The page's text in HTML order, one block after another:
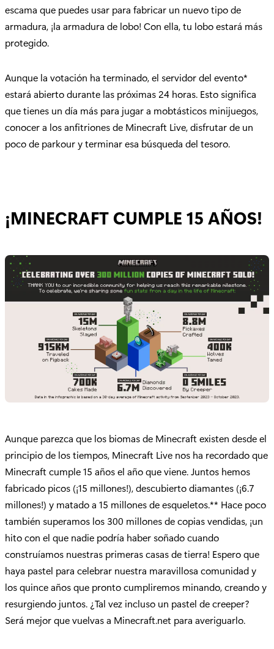
escama que puedes usar para fabricar un nuevo tipo de
armadura, ¡la armadura de lobo! Con ella, tu lobo estará más
protegido.
Aunque la votación ha terminado, el servidor del evento*
estará abierto durante las próximas 24 horas. Esto significa
que tienes un día más para jugar a mobtásticos minijuegos,
conocer a los anfitriones de Minecraft Live, disfrutar de un
poco de parkour y terminar esa búsqueda del tesoro.
¡MINECRAFT CUMPLE 15 AÑOS!
Aunque parezca que los biomas de Minecraft existen desde el
principio de los tiempos, Minecraft Live nos ha recordado que
Minecraft cumple 15 años el año que viene. Juntos hemos
fabricado picos (¡15 millones!), descubierto diamantes (¡6.7
millones!) y matado a 15 millones de esqueletos.** Hace poco
también superamos los 300 millones de copias vendidas, ¡un
hito con el que nadie podría haber soñado cuando
construíamos nuestras primeras casas de tierra! Espero que
haya pastel para celebrar nuestra maravillosa comunidad y
los quince años que pronto cumpliremos minando, creando y
resurgiendo juntos. ¿Tal vez incluso un pastel de creeper?
Será mejor que vuelvas a Minecraft.net para averiguarlo.